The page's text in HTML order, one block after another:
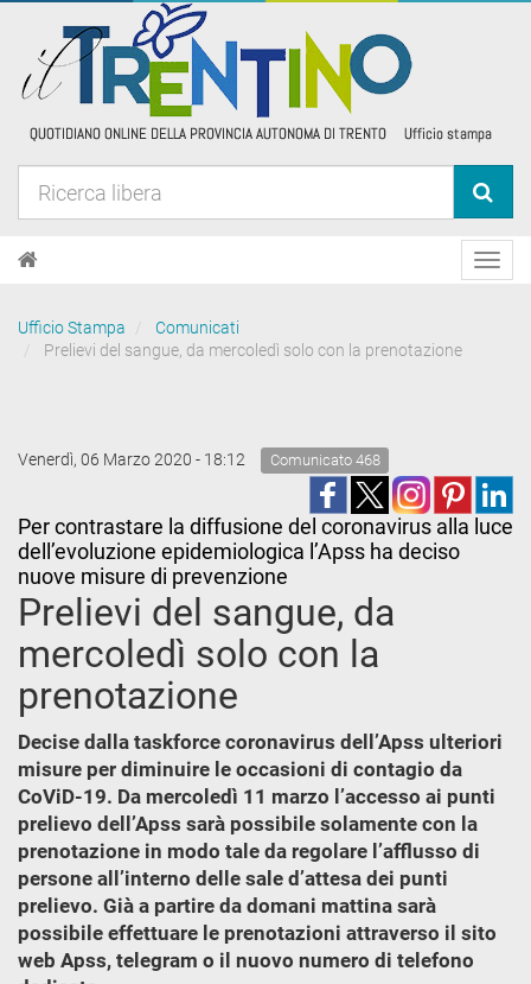
Ufficio Stampa
Comunicati
Prelievi del sangue, da mercoledì solo con la prenotazione
Venerdì, 06 Marzo 2020 - 18:12 Comunicato 468
Per contrastare la diffusione del coronavirus alla luce
dell’evoluzione epidemiologica l’Apss ha deciso
nuove misure di prevenzione
Prelievi del sangue, da
mercoledì solo con la
prenotazione
Decise dalla taskforce coronavirus dell’Apss ulteriori
misure per diminuire le occasioni di contagio da
CoViD-19. Da mercoledì 11 marzo l’accesso ai punti
prelievo dell’Apss sarà possibile solamente con la
prenotazione in modo tale da regolare l’afflusso di
persone all’interno delle sale d’attesa dei punti
prelievo. Già a partire da domani mattina sarà
possibile effettuare le prenotazioni attraverso il sito
web Apss, telegram o il nuovo numero di telefono